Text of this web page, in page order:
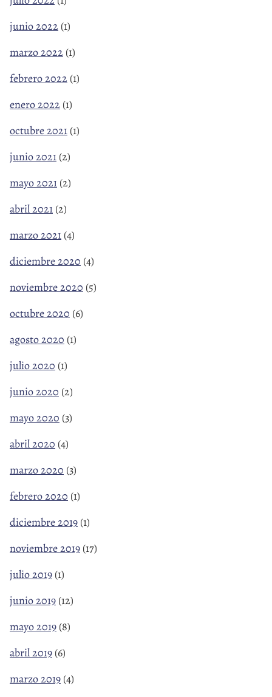
junio 2022 (1)
marzo 2022 (1)
febrero 2022 (1)
enero 2022 (1)
octubre 2021 (1)
junio 2021 (2)
mayo 2021 (2)
abril 2021 (2)
marzo 2021 (4)
diciembre 2020 (4)
noviembre 2020 (5)
octubre 2020 (6)
agosto 2020 (1)
julio 2020 (1)
junio 2020 (2)
mayo 2020 (3)
abril 2020 (4)
marzo 2020 (3)
febrero 2020 (1)
diciembre 2019 (1)
noviembre 2019 (17)
julio 2019 (1)
junio 2019 (12)
mayo 2019 (8)
abril 2019 (6)
marzo 2019 (4)